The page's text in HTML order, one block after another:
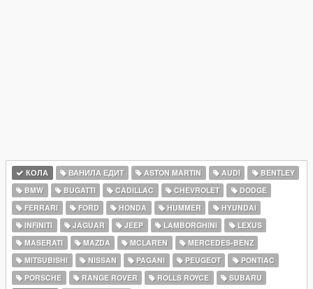
КОЛА ВАНИЛА ЕДИТ ASTON MARTIN AUDI
BENTLEY
BMW
BUGATTI CADILLAC CHEVROLET
DODGE
FERRARI
FORD HONDA HUMMER
HYUNDAI
INFINITI
JAGUAR JEEP LAMBORGHINI
LEXUS
MASERATI
MAZDA MCLAREN
MERCEDES-BENZ
MITSUBISHI
NISSAN PAGANI PEUGEOT
PONTIAC
PORSCHE
RANGE ROVER ROLLS ROYCE
SUBARU